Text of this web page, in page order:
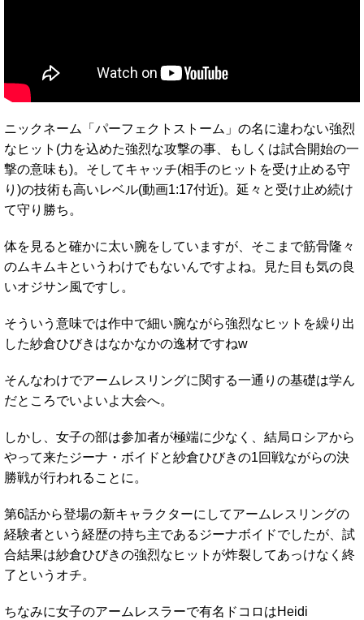
ニックネーム「パーフェクトストーム」の名に違わない強烈
なヒット(力を込めた強烈な攻撃の事、もしくは試合開始の一
撃の意味も)。そしてキャッチ(相手のヒットを受け止める守
り)の技術も高いレベル(動画1:17付近)。延々と受け止め続け
て守り勝ち。
体を見ると確かに太い腕をしていますが、そこまで筋骨隆々
のムキムキというわけでもないんですよね。見た目も気の良
いオジサン風ですし。
そういう意味では作中で細い腕ながら強烈なヒットを繰り出
した紗倉ひびきはなかなかの逸材ですねw
そんなわけでアームレスリングに関する一通りの基礎は学ん
だところでいよいよ大会へ。
しかし、女子の部は参加者が極端に少なく、結局ロシアから
やって来たジーナ・ボイドと紗倉ひびきの1回戦ながらの決
勝戦が行われることに。
第6話から登場の新キャラクターにしてアームレスリングの
経験者という経歴の持ち主であるジーナボイドでしたが、試
合結果は紗倉ひびきの強烈なヒットが炸裂してあっけなく終
了というオチ。
ちなみに女子のアームレスラーで有名ドコロはHeidi